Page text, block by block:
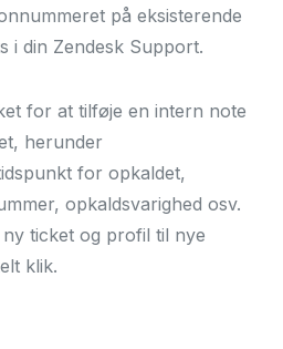
på eksisterende
i din Zendesk Support.
for at tilføje en intern note
herunder
for opkaldet,
opkaldsvarighed osv.
ticket og profil til nye
klik.